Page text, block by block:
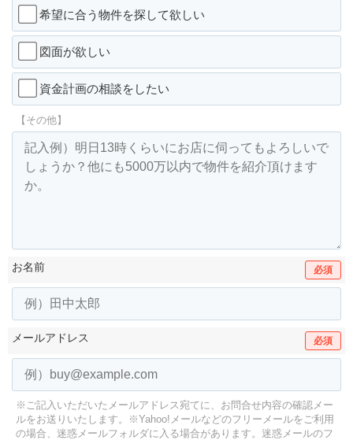
希望に合う物件を探して欲しい
図面が欲しい
資金計画の相談をしたい
【その他】
お名前 必須
メールアドレス 必須
※ご記入いただいたメールアドレス宛てに、お問合せ内容の確認メー
ルをお送りいたします。
※Yahoo!メールなどのフリーメールをご利用
の場合、迷惑メールフォルダに入る場合があります。 迷惑メールのフ